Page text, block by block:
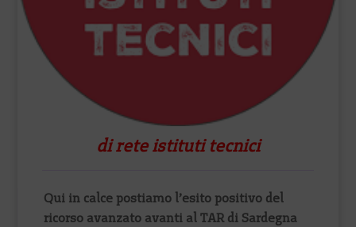
di rete istituti tecnici
Qui in calce postiamo l’esito positivo del
ricorso avanzato avanti al TAR di Sardegna